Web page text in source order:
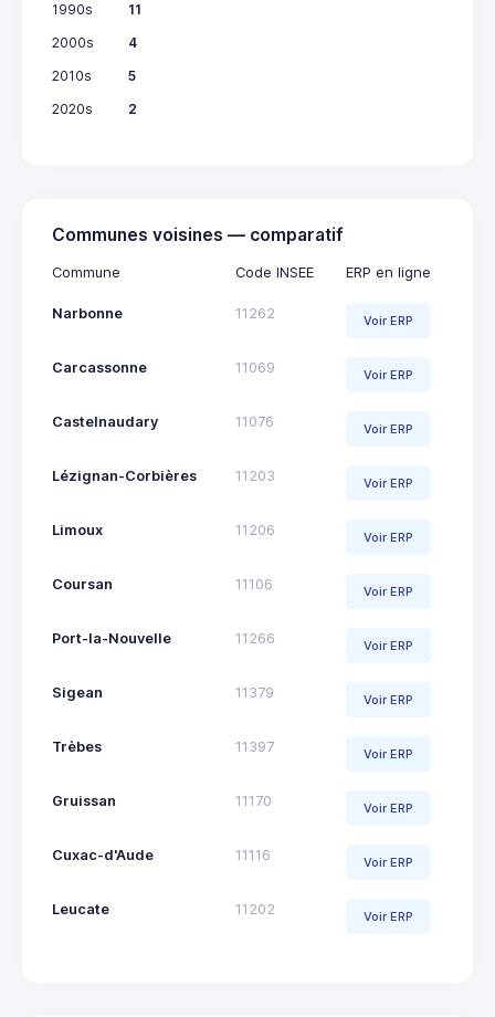
1990s
11
2000s
4
2010s
5
2020s
2
Communes voisines — comparatif
Commune Code INSEE ERP en ligne
Narbonne 11262 Voir ERP
Carcassonne 11069 Voir ERP
Castelnaudary 11076 Voir ERP
Lézignan-Corbières 11203 Voir ERP
Limoux 11206 Voir ERP
Coursan 11106 Voir ERP
Port-la-Nouvelle 11266 Voir ERP
Sigean 11379 Voir ERP
Trèbes 11397 Voir ERP
Gruissan 11170 Voir ERP
Cuxac-d'Aude 11116 Voir ERP
Leucate 11202 Voir ERP